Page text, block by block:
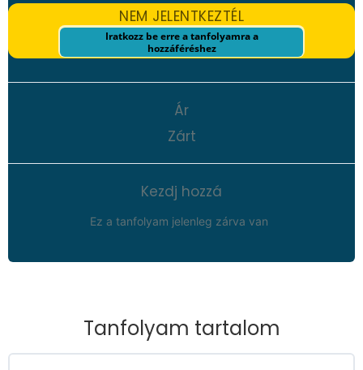
NEM JELENTKEZTÉL
Iratkozz be erre a tanfolyamra a
hozzáféréshez
Ár
Zárt
Kezdj hozzá
Ez a tanfolyam jelenleg zárva van
Tanfolyam tartalom